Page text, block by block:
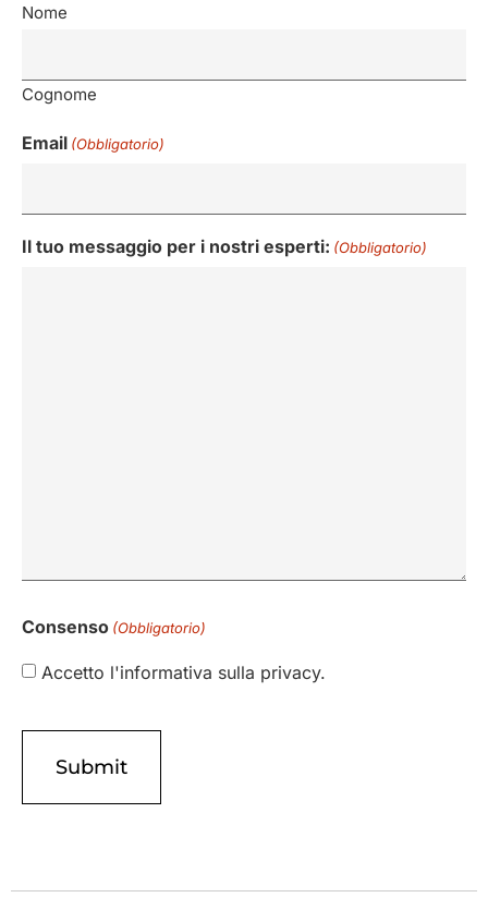
Nome
Cognome
Email (Obbligatorio)
Il tuo messaggio per i nostri esperti: (Obbligatorio)
Consenso (Obbligatorio)
Accetto l'informativa sulla privacy.